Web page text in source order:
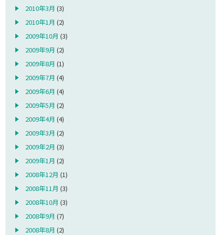
2010年3月 (3)
2010年1月 (2)
2009年10月 (3)
2009年9月 (2)
2009年8月 (1)
2009年7月 (4)
2009年6月 (4)
2009年5月 (2)
2009年4月 (4)
2009年3月 (2)
2009年2月 (3)
2009年1月 (2)
2008年12月 (1)
2008年11月 (3)
2008年10月 (3)
2008年9月 (7)
2008年8月 (2)